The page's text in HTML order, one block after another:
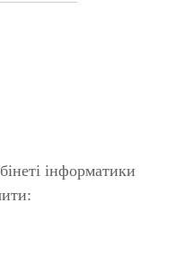
інформатики